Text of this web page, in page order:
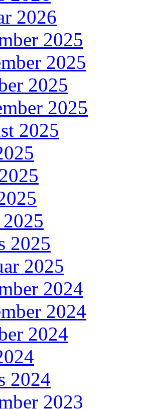
2026
2025
2025
2025
2025
2025
2025
2025
2024
2024
2024
2024
2023